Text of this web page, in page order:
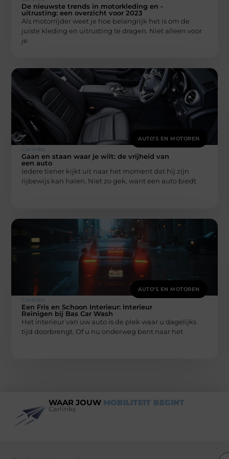
De nieuwste trends in motorkleding en -
uitrusting: een overzicht voor 2023
Als motorrijder weet je hoe belangrijk het is om de
juiste kleding en uitrusting te dragen. Niet alleen voor
je
AUTO’S EN MOTOREN
Carlinks
Gaan en staan waar je wilt: de vrijheid van
een auto
Iedere tiener kijkt uit naar het moment dat hij zijn
rijbewijs kan halen. Niet zo gek, want een auto biedt
AUTO’S EN MOTOREN
Carlinks
Een Fris en Schoon Interieur: Interieur
Reinigen bij Bas Car Wash
Het interieur van uw auto is de plek waar u dagelijks
tijd doorbrengt. Of u nu onderweg bent naar het
WAAR JOUW MOBILITEIT BEGINT
Carlinks